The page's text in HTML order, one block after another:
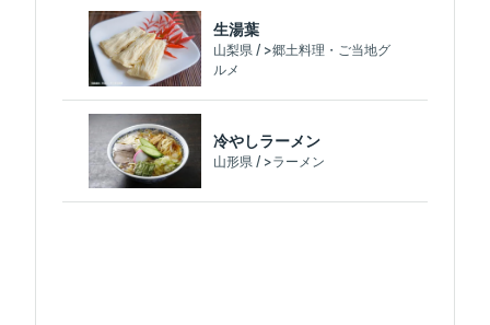
生湯葉
山梨県 / >郷土料理・ご当地グ
ルメ
冷やしラーメン
山形県 / >ラーメン